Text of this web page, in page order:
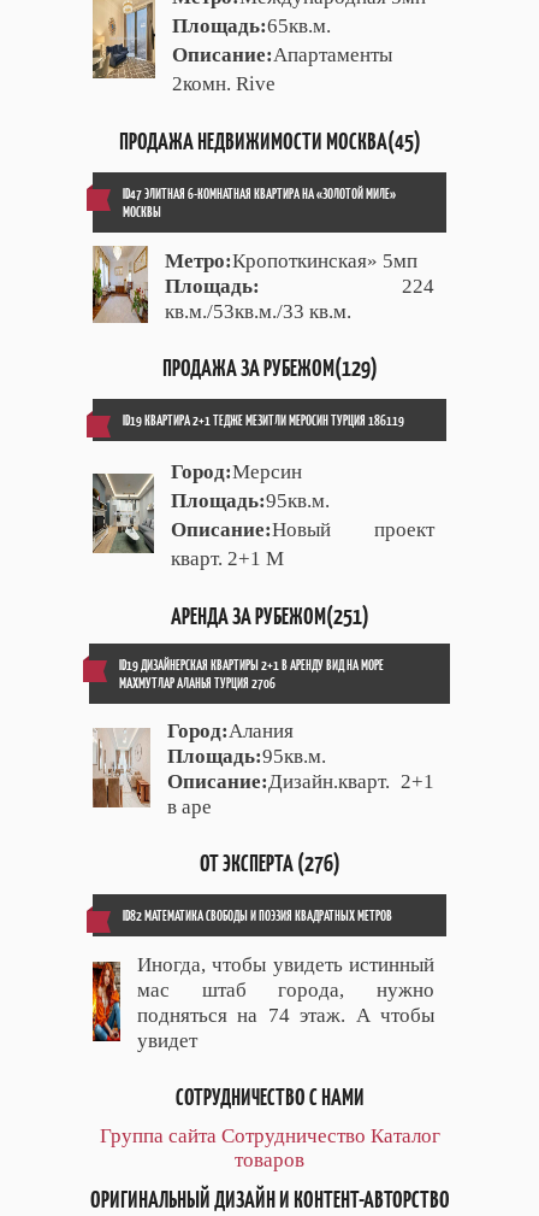
Площадь:65кв.м.
Описание:Апартаменты
2комн. Rive
ПРОДАЖА НЕДВИЖИМОСТИ МОСКВА(45)
ID47 ЭЛИТНАЯ 6-КОМНАТНАЯ КВАРТИРА НА «ЗОЛОТОЙ МИЛЕ»
МОСКВЫ
Метро:Кропоткинская» 5мп
Площадь:
224
кв.м./53кв.м./33 кв.м.
ПРОДАЖА ЗА РУБЕЖОМ(129)
ID19 КВАРТИРА 2+1 ТЕДЖЕ МЕЗИТЛИ МЕРОСИН ТУРЦИЯ 186119
Город:Мерсин
Площадь:95кв.м.
Описание:Новый проект
кварт. 2+1 М
АРЕНДА ЗА РУБЕЖОМ(251)
ID19 ДИЗАЙНЕРСКАЯ КВАРТИРЫ 2+1 В АРЕНДУ ВИД НА МОРЕ
МАХМУТЛАР АЛАНЬЯ ТУРЦИЯ 2706
Город:Алания
Площадь:95кв.м.
Описание: Дизайн.кварт. 2+1
в аре
ОТ ЭКСПЕРТА (276)
ID82 МАТЕМАТИКА СВОБОДЫ И ПОЭЗИЯ КВАДРАТНЫХ МЕТРОВ
Иногда, чтобы увидеть истинный
мас штаб города, нужно
подняться на 74 этаж. А чтобы
увидет
СОТРУДНИЧЕСТВО С НАМИ
Группа сайта Сотрудничество Каталог
товаров
ОРИГИНАЛЬНЫЙ ДИЗАЙН И КОНТЕНТ-АВТОРСТВО